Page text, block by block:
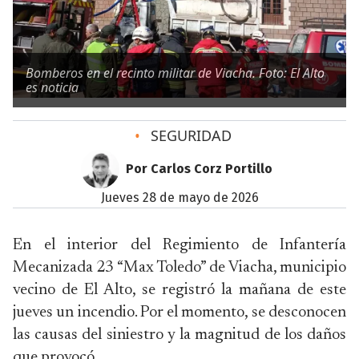
Bomberos en el recinto militar de Viacha. Foto: El Alto
es noticia
• SEGURIDAD
Por Carlos Corz Portillo
jueves 28 de mayo de 2026
En el interior del Regimiento de Infantería
Mecanizada 23 “Max Toledo” de Viacha, municipio
vecino de El Alto, se registró la mañana de este
jueves un incendio. Por el momento, se desconocen
las causas del siniestro y la magnitud de los daños